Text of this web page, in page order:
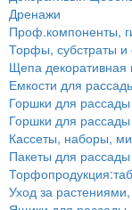
Дренажи
Проф.компоненты,
Торфы, субстраты и
Щепа декоративная
Емкости для
Горшки для
Горшки для
Кассеты, наборы,
Пакеты для рассады
Уход за